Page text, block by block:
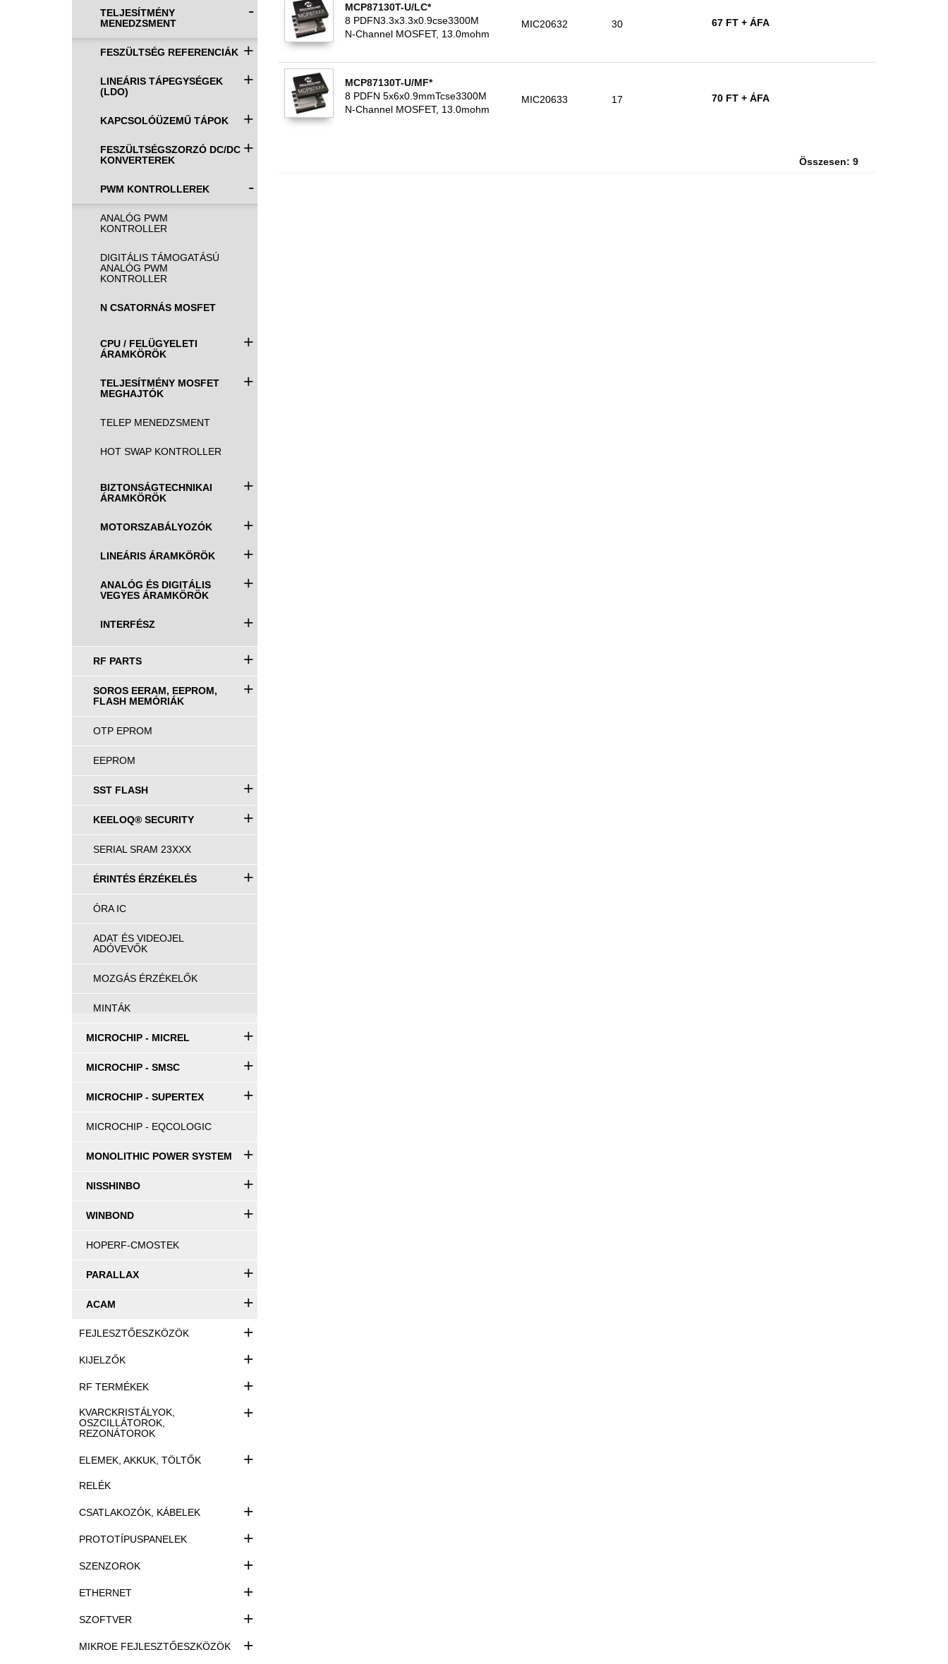
TELJESÍTMÉNY
MENEDZSMENT
-
FESZÜLTSÉG REFERENCIÁK +
LINEÁRIS TÁPEGYSÉGEK
(LDO)
+
KAPCSOLÓÜZEMŰ TÁPOK +
FESZÜLTSÉGSZORZÓ DC/DC
KONVERTEREK
+
PWM KONTROLLEREK -
ANALÓG PWM
KONTROLLER
DIGITÁLIS TÁMOGATÁSÚ
ANALÓG PWM
KONTROLLER
N CSATORNÁS MOSFET
CPU / FELÜGYELETI
ÁRAMKÖRÖK
+
TELJESÍTMÉNY MOSFET
MEGHAJTÓK
+
TELEP MENEDZSMENT
HOT SWAP KONTROLLER
BIZTONSÁGTECHNIKAI
ÁRAMKÖRÖK
+
MOTORSZABÁLYOZÓK +
LINEÁRIS ÁRAMKÖRÖK +
ANALÓG ÉS DIGITÁLIS
VEGYES ÁRAMKÖRÖK
+
INTERFÉSZ +
RF PARTS +
SOROS EERAM, EEPROM,
FLASH MEMÓRIÁK
+
OTP EPROM
EEPROM
SST FLASH +
KEELOQ® SECURITY +
SERIAL SRAM 23XXX
ÉRINTÉS ÉRZÉKELÉS +
ÓRA IC
ADAT ÉS VIDEOJEL
ADÓVEVŐK
MOZGÁS ÉRZÉKELŐK
MINTÁK
MICROCHIP - MICREL +
MICROCHIP - SMSC +
MICROCHIP - SUPERTEX +
MICROCHIP - EQCOLOGIC
MONOLITHIC POWER SYSTEM +
NISSHINBO +
WINBOND +
HOPERF-CMOSTEK
PARALLAX +
ACAM +
FEJLESZTŐESZKÖZÖK +
KIJELZŐK +
RF TERMÉKEK +
KVARCKRISTÁLYOK,
OSZCILLÁTOROK,
REZONÁTOROK
+
ELEMEK, AKKUK, TÖLTŐK +
RELÉK
CSATLAKOZÓK, KÁBELEK +
PROTOTÍPUSPANELEK +
SZENZOROK +
ETHERNET +
SZOFTVER +
MIKROE FEJLESZTŐESZKÖZÖK
+
MCP87130T-U/LC*
8 PDFN3.3x3.3x0.9cse3300M
N-Channel MOSFET, 13.0mohm
MIC20632 30 67 FT + ÁFA
MCP87130T-U/MF*
8 PDFN 5x6x0.9mmTcse3300M
N-Channel MOSFET, 13.0mohm
MIC20633 17 70 FT + ÁFA
Összesen: 9